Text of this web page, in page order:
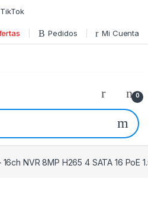
TikTok
Pedidos Mi Cuenta
0
16ch NVR 8MP H265 4 SATA 16 PoE